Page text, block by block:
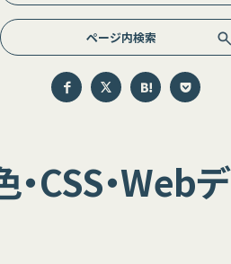
CSS・Webデ